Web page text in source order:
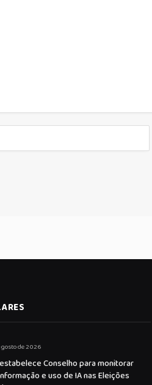
de 2026
Conselho para monitorar
e uso de IA nas Eleições